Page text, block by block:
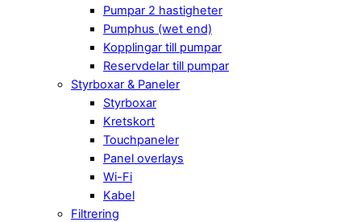
Pumpar 2 hastigheter
Pumphus (wet end)
Kopplingar till pumpar
Reservdelar till pumpar
Styrboxar & Paneler
Styrboxar
Kretskort
Touchpaneler
Panel overlays
Wi-Fi
Kabel
Filtrering